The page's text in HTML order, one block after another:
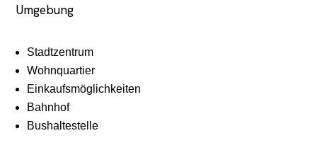
Umgebung
Stadtzentrum
Wohnquartier
Einkaufsmöglichkeiten
Bahnhof
Bushaltestelle